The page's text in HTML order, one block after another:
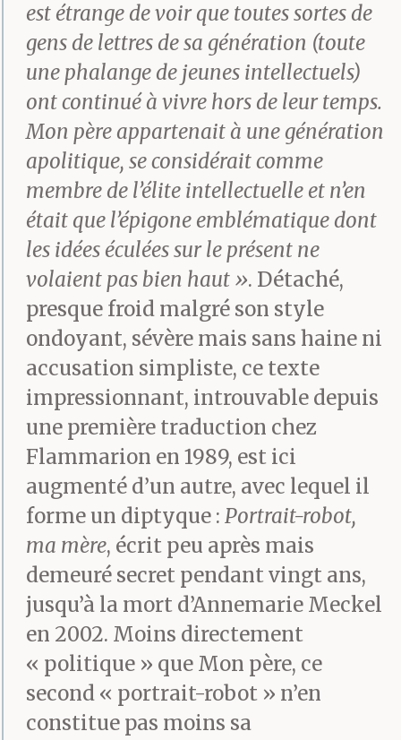
est étrange de voir que toutes sortes de
gens de lettres de sa génération (toute
une phalange de jeunes intellectuels)
ont continué à vivre hors de leur temps.
Mon père appartenait à une génération
apolitique, se considérait comme
membre de l’élite intellectuelle et n’en
était que l’épigone emblématique dont
les idées éculées sur le présent ne
volaient pas bien haut ». Détaché,
presque froid malgré son style
ondoyant, sévère mais sans haine ni
accusation simpliste, ce texte
impressionnant, introuvable depuis
une première traduction chez
Flammarion en 1989, est ici
augmenté d’un autre, avec lequel il
forme un diptyque : Portrait-robot,
ma mère, écrit peu après mais
demeuré secret pendant vingt ans,
jusqu’à la mort d’Annemarie Meckel
en 2002. Moins directement
« politique » que Mon père, ce
second « portrait-robot » n’en
constitue pas moins sa